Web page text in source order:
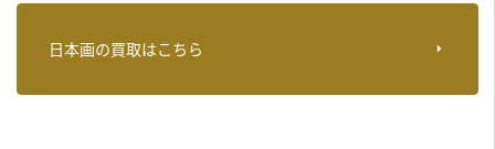
日本画の買取はこちら